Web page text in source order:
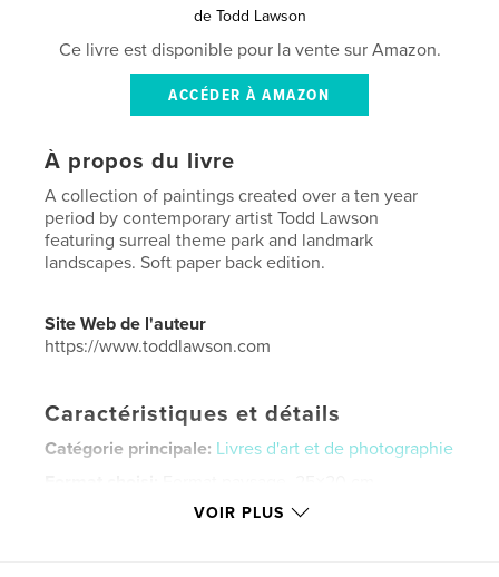
de Todd Lawson
Ce livre est disponible pour la vente sur Amazon.
ACCÉDER À AMAZON
À propos du livre
A collection of paintings created over a ten year
period by contemporary artist Todd Lawson
featuring surreal theme park and landmark
landscapes. Soft paper back edition.
Site Web de l'auteur
https://www.toddlawson.com
Caractéristiques et détails
Catégorie principale: Livres d'art et de photographie
VOIR PLUS